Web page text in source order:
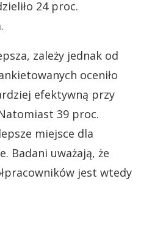
24 proc.
zależy jednak od
oceniło
efektywną przy
39 proc.
miejsce dla
Badani uważają, że
jest wtedy